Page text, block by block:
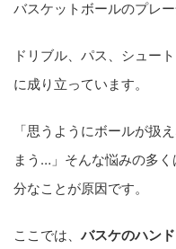
バスケットボールのプレ
ドリブル、パス、シュー
に成り立っています。
「思うようにボールが扱
まう…」そんな悩みの多
分なことが原因です。
ここでは、 バスケのハン